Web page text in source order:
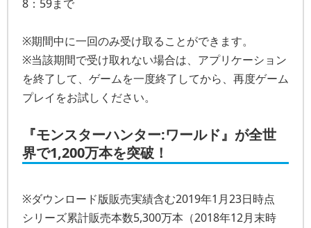
8：59まで
※期間中に一回のみ受け取ることができます。
※当該期間で受け取れない場合は、アプリケーション
を終了して、ゲームを一度終了してから、再度ゲーム
プレイをお試しください。
『モンスターハンター:ワールド』が全世
界で1,200万本を突破！
※ダウンロード版販売実績含む2019年1月23日時点
シリーズ累計販売本数5,300万本（2018年12月末時